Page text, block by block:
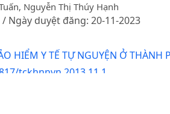
Nguyễn Thị Thúy Hạnh
Ngày duyệt đăng: 20-11-2023
HIỂM Y TẾ TỰ NGUYỆN Ở THÀNH
tckhnnvn.2013.11.1.